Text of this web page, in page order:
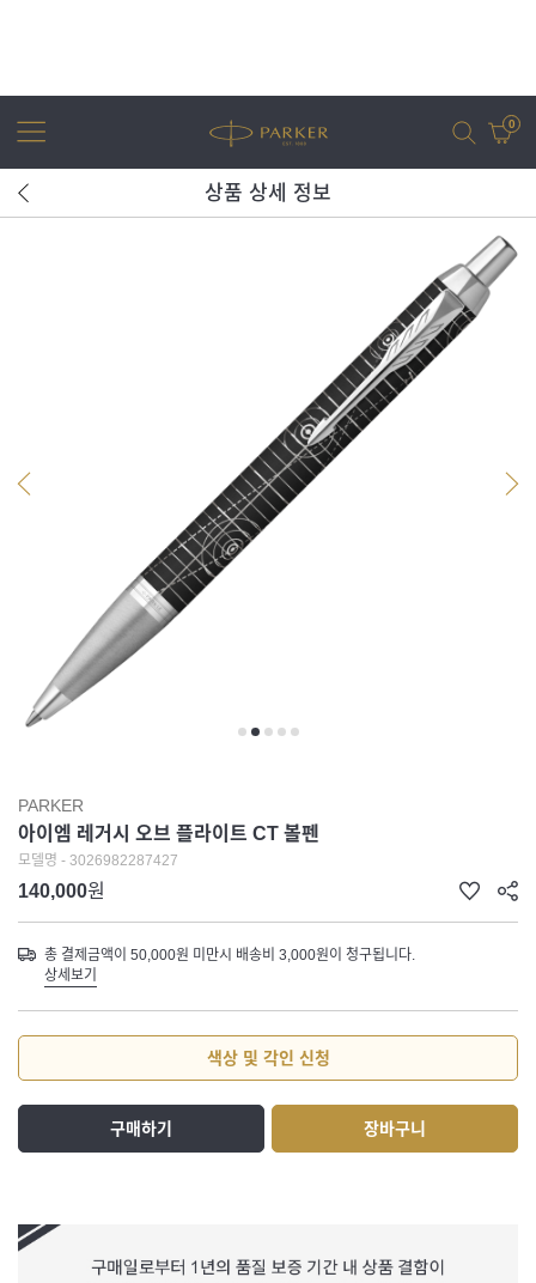
0
조터
상품 상세 정보
PARKER
아이엠 레거시 오브 플라이트 CT 볼펜
모델명 - 3026982287427
140,000원
총 결제금액이 50,000원 미만시 배송비 3,000원이 청구됩니다.
상세보기
색상 및 각인 신청
구매하기 장바구니